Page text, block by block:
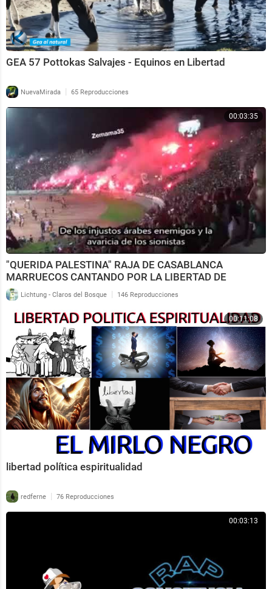
GEA 57 Pottokas Salvajes - Equinos en Libertad
NuevaMirada | 65 Reproducciones
00:03:35
"QUERIDA PALESTINA" RAJA DE CASABLANCA
MARRUECOS CANTANDO POR LA LIBERTAD DE
PALESTINA
Lichtung - Claros del Bosque | 146 Reproducciones
00:11:08
libertad política espiritualidad
redferne | 76 Reproducciones
00:03:13